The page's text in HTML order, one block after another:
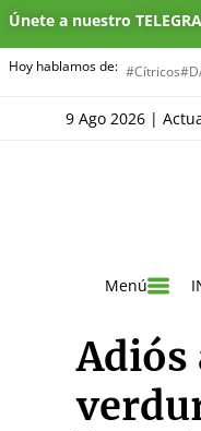
Únete a nuestro
Hoy hablamos de: #Cítricos
9 Ago 2026 |
Menú
Adiós